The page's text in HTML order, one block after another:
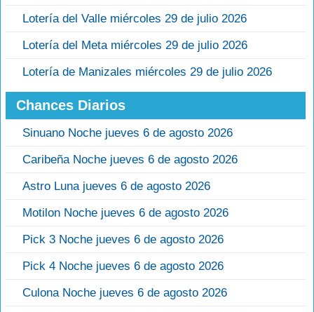
Lotería del Valle miércoles 29 de julio 2026
Lotería del Meta miércoles 29 de julio 2026
Lotería de Manizales miércoles 29 de julio 2026
Chances Diarios
Sinuano Noche jueves 6 de agosto 2026
Caribeña Noche jueves 6 de agosto 2026
Astro Luna jueves 6 de agosto 2026
Motilon Noche jueves 6 de agosto 2026
Pick 3 Noche jueves 6 de agosto 2026
Pick 4 Noche jueves 6 de agosto 2026
Culona Noche jueves 6 de agosto 2026